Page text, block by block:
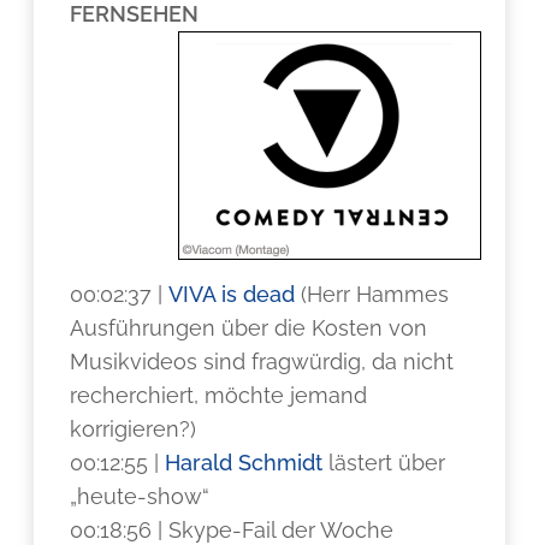
FERNSEHEN
00:02:37 |VIVA is dead (Herr Hammes
Ausführungen über die Kosten von
Musikvideos sind fragwürdig, da nicht
recherchiert, möchte jemand
korrigieren?)
00:12:55 | Harald Schmidt lästert über
„heute-show“
00:18:56 | Skype-Fail der Woche